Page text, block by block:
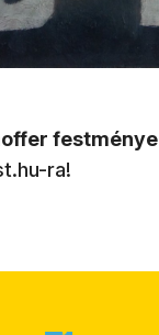
festménye
ra!